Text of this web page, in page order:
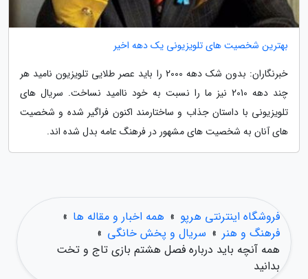
بهترین شخصیت های تلویزیونی یک دهه اخیر
خبرنگاران: بدون شک دهه 2000 را باید عصر طلایی تلویزیون نامید هر
چند دهه 2010 نیز ما را نسبت به خود ناامید نساخت. سریال های
تلویزیونی با داستان جذاب و ساختارمند اکنون فراگیر شده و شخصیت
های آنان به شخصیت های مشهور در فرهنگ عامه بدل شده اند.
فروشگاه اینترنتی هرپو » همه اخبار و مقاله ها »
فرهنگ و هنر » سریال و پخش خانگی »
همه آنچه باید درباره فصل هشتم بازی تاج و تخت
بدانید